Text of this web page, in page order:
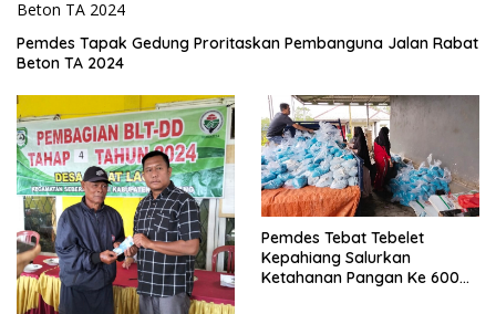
Pemdes Tapak Gedung Proritaskan Pembanguna Jalan Rabat
Beton TA 2024
Pemdes Tebat Tebelet
Kepahiang Salurkan
Ketahanan Pangan Ke 600